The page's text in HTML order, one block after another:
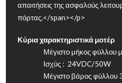
απαιτήσεις της ασφαλούς
πόρτας.</span></p>
Κύρια χαρακτηριστικά μοτέρ
Μέγιστο μήκος φύλλου
Ισχύς : 24VDC/50W
Μέγιστο βάρος φύλλου